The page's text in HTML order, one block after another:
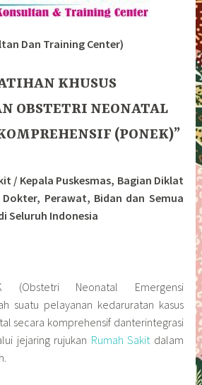
Dan Training Center)
KHUSUS
OBSTETRI NEONATAL
(PONEK)”
/ Kepala Puskesmas, Bagian Diklat
Perawat, Bidan dan Semua
Seluruh Indonesia
(Obstetri Neonatal Emergensi
suatu pelayanan kedaruratan kasus
secara komprehensif danterintegrasi
jejaring rujukan Rumah Sakitdalam